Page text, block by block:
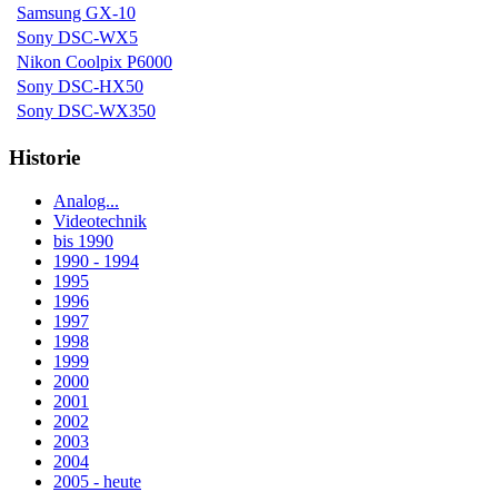
Samsung GX-10
Sony DSC-WX5
Nikon Coolpix P6000
Sony DSC-HX50
Sony DSC-WX350
Historie
Analog...
Videotechnik
bis 1990
1990 - 1994
1995
1996
1997
1998
1999
2000
2001
2002
2003
2004
2005 - heute